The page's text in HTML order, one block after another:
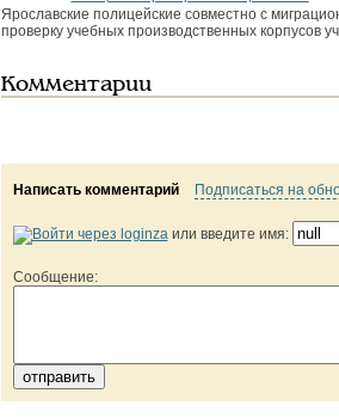
Ярославские полицейские совместно с
проверку учебных производственных корпусов
Комментарии
Написать комментарий Подписаться на
или введите имя:
Сообщение: